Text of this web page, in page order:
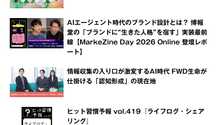
AIエージェント時代のブランド設計とは？ 博報
堂の「ブランドに“生きた人格”を宿す」実装最前
線【MarkeZine Day 2026 Online 登壇レポ
ート】
情報収集の入り口が激変するAI時代 FWD生命が
仕掛ける「認知形成」の現在地
ヒット習慣予報 vol.419『ライフログ・シェア
リング』